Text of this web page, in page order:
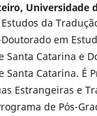
Universidade
da
em
Santa Catarina e
Santa Catarina. É
Estrangeiras e
de Pós-